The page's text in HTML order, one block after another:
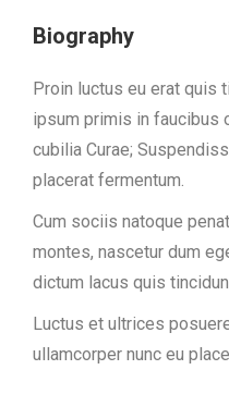
Biography
Proin luctus eu erat quis
ipsum primis in faucibus
cubilia Curae;
placerat fermentum.
Cum sociis natoque
montes, nascetur dum
dictum lacus quis
Luctus et ultrices
ullamcorper nunc eu